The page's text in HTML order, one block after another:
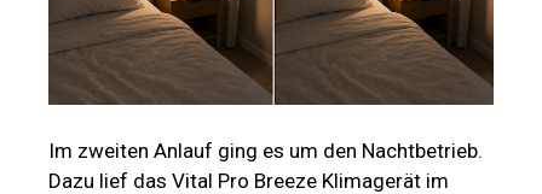
Im zweiten Anlauf ging es um den Nachtbetrieb.
Dazu lief das Vital Pro Breeze Klimagerät im